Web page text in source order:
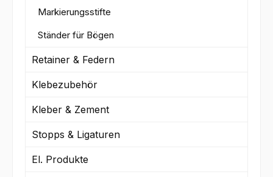
Markierungsstifte
Ständer für Bögen
Retainer & Federn
Klebezubehör
Kleber & Zement
Stopps & Ligaturen
El. Produkte